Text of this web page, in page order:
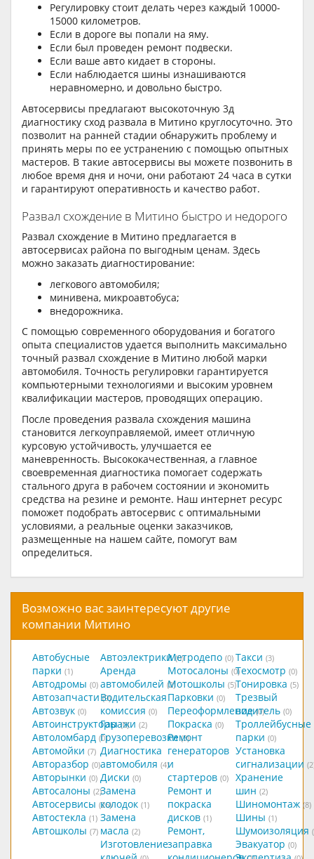
Регулировку стоит делать через каждый 10000-
15000 километров.
Если в дороге вы попали на яму.
Если был проведен ремонт подвески.
Если ваше авто кидает в стороны.
Если наблюдается шины изнашиваются
неравномерно, и довольно быстро.
Автосервисы предлагают высокоточную 3д
диагностику сход развала в Митино круглосуточно. Это
позволит на ранней стадии обнаружить проблему и
принять меры по ее устранению с помощью опытных
мастеров. В такие автосервисы вы можете позвонить в
любое время дня и ночи, они работают 24 часа в сутки
и гарантируют оперативность и качество работ.
Развал схождение в Митино быстро и недорого
Развал схождение в Митино предлагается в
автосервисах района по выгодным ценам. Здесь
можно заказать диагностирование:
легкового автомобиля;
минивена, микроавтобуса;
внедорожника.
С помощью современного оборудования и богатого
опыта специалистов удается выполнить максимально
точный развал схождение в Митино любой марки
автомобиля. Точность регулировки гарантируется
компьютерными технологиями и высоким уровнем
квалификации мастеров, проводящих операцию.
После проведения развала схождения машина
становится легкоуправляемой, имеет отличную
курсовую устойчивость, улучшается ее
маневренность. Высококачественная, а главное
своевременная диагностика помогает содержать
стального друга в рабочем состоянии и экономить
средства на резине и ремонте. Наш интернет ресурс
поможет подобрать автосервис с оптимальными
условиями, а реальные оценки заказчиков,
размещенные на нашем сайте, помогут вам
определиться.
Возможно вас заинтересуют другие
компании Митино
Автобусные
парки (1)
Автодромы (0)
Автозапчасти (9)
Автозвук (0)
Автоинструкторы (0)
Автоломбард (0)
Автомойки (7)
Авторазбор (0)
Авторынки (0)
Автосалоны (2)
Автосервисы (26)
Автостекла (1)
Автошколы (7)
Автоэлектрики (0)
Аренда
автомобилей (2)
Водительская
комиссия (0)
Гаражи (2)
Грузоперевозки (3)
Диагностика
автомобиля (4)
Диски (0)
Замена
колодок (1)
Замена
масла (2)
Изготовление
Метродепо (0)
Мотосалоны (0)
Мотошколы (5)
Парковки (0)
Переоформление (0)
Покраска (0)
Ремонт
генераторов
и
стартеров (0)
Ремонт и
покраска
дисков (1)
Ремонт,
заправка
Такси (3)
Техосмотр (0)
Тонировка (5)
Трезвый
водитель (0)
Троллейбусные
парки (0)
Установка
сигнализации
Хранение
шин (2)
Шиномонтаж (8)
Шины (1)
Шумоизоляция
Эвакуатор (0)